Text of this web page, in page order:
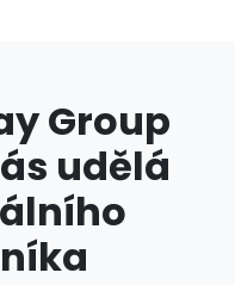
Group
udělá